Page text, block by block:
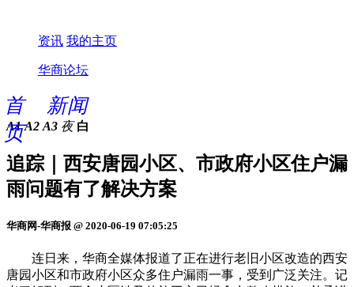
资讯 我的主页
华商论坛
首
页
新闻
A1 A2 A3 夜 白
追踪｜西安唐园小区、市政府小区住户漏
雨问题有了解决方案
华商网-华商报 @ 2020-06-19 07:05:25
连日来，华商全媒体报道了正在进行老旧小区改造的西安
唐园小区和市政府小区众多住户漏雨一事，受到广泛关注。记